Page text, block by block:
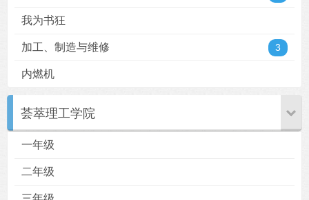
我为书狂
3
加工、制造与维修
内燃机
荟萃理工学院
一年级
二年级